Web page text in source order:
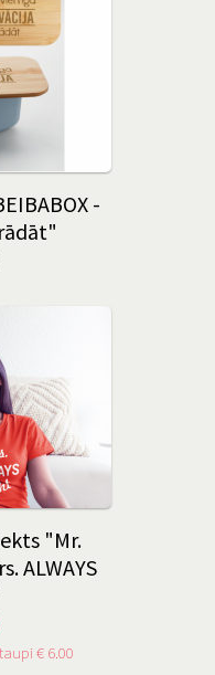
-
"Mr.
ALWAYS
€ 6.00